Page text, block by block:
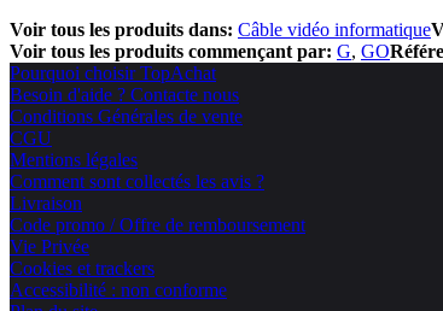
Voir tous les produits dans: Câble vidéo informatique
Voir tous les produits commençant par: G GO
Pourquoi choisir TopAchat
Besoin d'aide ? Contacte nous
Conditions Générales de vente
CGU
Mentions légales
Comment sont collectés les avis ?
Livraison
Code promo / Offre de remboursement
Vie Privée
Cookies et trackers
Accessibilité : non conforme